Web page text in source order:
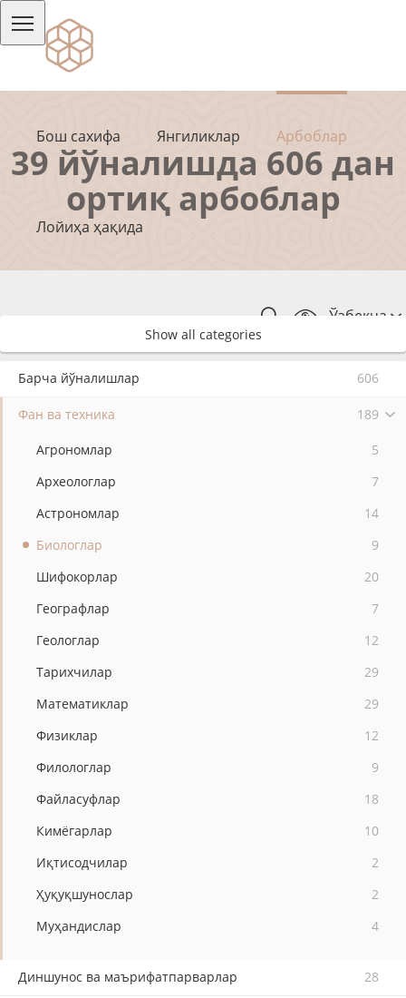
Бош сахифа Янгиликлар Арбоблар
Лойиҳа ҳақида
Ўзбекча
39 йўналишда 606 дан
ортиқ арбоблар
Show all categories
Барча йўналишлар 606
Фан ва техника 189
Агрономлар
5
Археологлар
7
Астрономлар
14
Биологлар
9
Шифокорлар
20
Географлар
7
Геологлар
12
Тарихчилар
29
Математиклар
29
Физиклар
12
Филологлар
9
Файласуфлар
18
Кимёгарлар
10
Иқтисодчилар
2
Ҳуқуқшунослар
2
Муҳандислар
4
Диншунос ва маърифатпарварлар 28